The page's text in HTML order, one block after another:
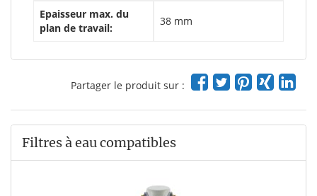
Epaisseur max. du
plan de travail:
38 mm
Partager le produit sur :
Filtres à eau compatibles